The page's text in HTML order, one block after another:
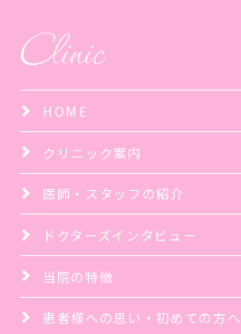
Clinic
HOME
クリニック案内
医師・スタッフの紹介
ドクターズインタビュー
当院の特徴
患者様への思い・初めての方へ